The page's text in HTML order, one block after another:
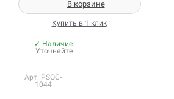
В корзине
Купить в 1 клик
✓ Наличие:
Уточняйте
Арт. PSOC-
1044